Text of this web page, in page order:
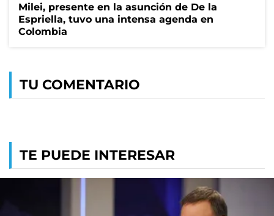
Milei, presente en la asunción de De la
Espriella, tuvo una intensa agenda en
Colombia
TU COMENTARIO
TE PUEDE INTERESAR